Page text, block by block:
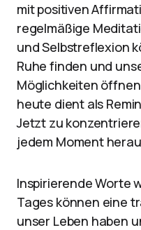
mit positiven
regelmäßige
und Selbstreflexion
Ruhe finden und
Möglichkeiten
heute dient als
Jetzt zu
jedem Moment
Inspirierende Worte
Tages können eine
unser Leben haben